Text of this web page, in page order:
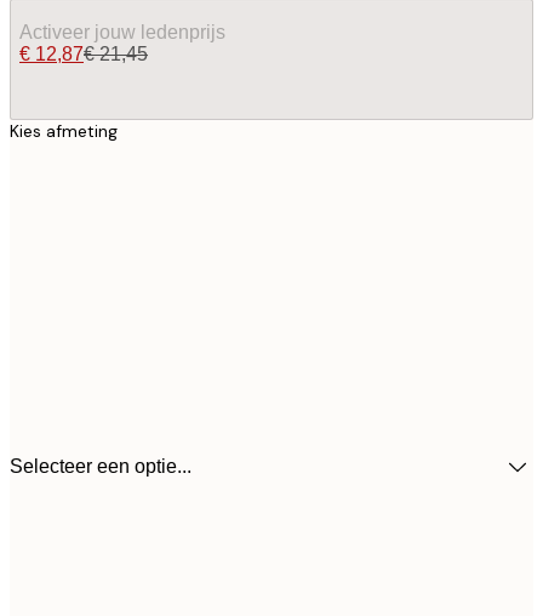
Activeer jouw ledenprijs
€ 12,87€ 21,45
Kies afmeting
Selecteer een optie...